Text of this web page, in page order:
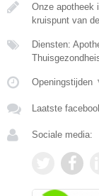
Onze apotheek
kruispunt van de
Diensten:
Openingstijden
Laatste
Sociale media: